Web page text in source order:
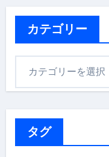
カテゴリー
タグ